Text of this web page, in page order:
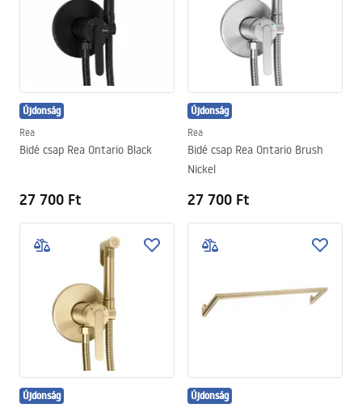
Újdonság
Rea
Bidé csap Rea Ontario Black
27 700 Ft
Újdonság
Rea
Bidé csap Rea Ontario Brush
Nickel
27 700 Ft
Újdonság Újdonság